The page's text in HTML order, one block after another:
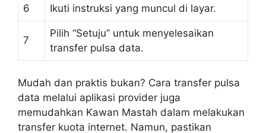
6 Ikuti instruksi yang muncul di layar.
7
Pilih “Setuju” untuk menyelesaikan
transfer pulsa data.
Mudah dan praktis bukan? Cara transfer pulsa
data melalui aplikasi provider juga
memudahkan Kawan Mastah dalam melakukan
transfer kuota internet. Namun, pastikan